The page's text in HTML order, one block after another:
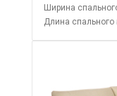
Ширина
Длина спального